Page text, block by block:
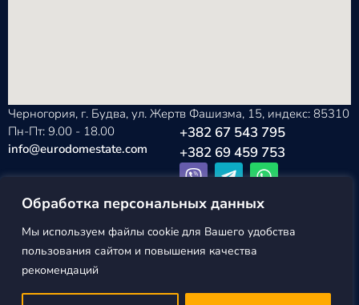
Обработка персональных данных
Мы используем файлы cookie для Вашего удобства
пользования сайтом и повышения качества
рекомендаций
Черногория, г. Будва, ул. Жертв Фашизма, 15, индекс: 85310
Пн-Пт: 9.00 - 18.00
info@eurodomestate.com
+382 67 543 795
+382 69 459 753
EURODOM
ESTATE ©2026
Политика конфиденциальности
Пользовательское соглашение